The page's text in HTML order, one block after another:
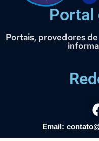
Portal
Portais, provedores
Email: